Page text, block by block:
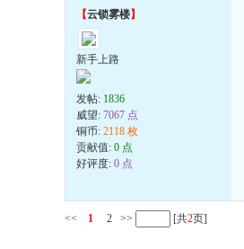
【云锁雾楼】
新手上路
发帖: 1836
威望: 7067 点
铜币: 2118 枚
贡献值: 0 点
好评度: 0 点
<< 1 2 >> [共2页]